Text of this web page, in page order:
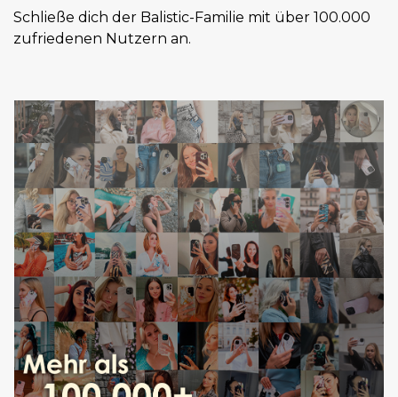
Schließe dich der Balistic-Familie mit über 100.000
zufriedenen Nutzern an.